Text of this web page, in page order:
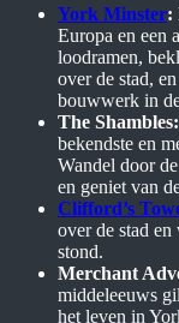
York Minster:
Europa en een
loodramen,
over de stad,
bouwwerk in
The Shambles:
bekendste en
Wandel door
en geniet van
Clifford’s
over de stad
stond.
Merchant
middeleeuws
het leven in